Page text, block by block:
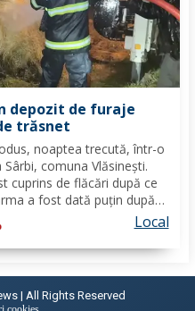
depozit de furaje
trăsnet
noaptea trecută, într-o
comuna Vlăsinești.
cuprins de flăcări după ce
a fost dată puțin după
în cel mai scurt timp,
Local
| All Rights Reserved